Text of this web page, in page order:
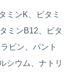
ミンK、ビタミ
ミンB12、ビタ
ビン、パント
シウム、ナトリ